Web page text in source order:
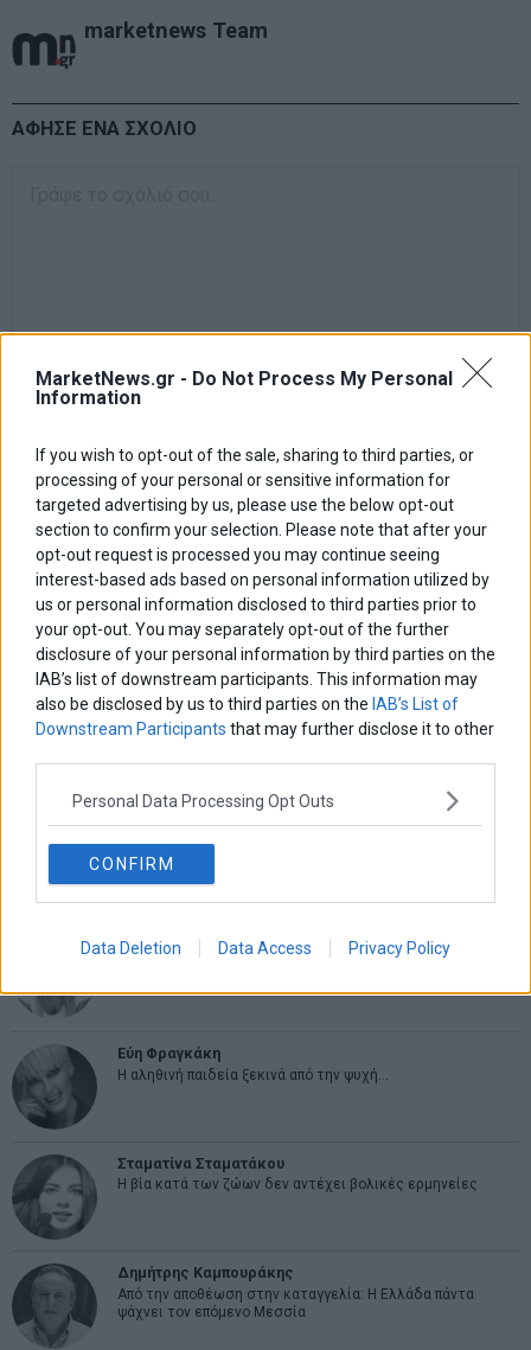
MarketNews.gr - Do Not Process My Personal
Information
If you wish to opt-out of the sale, sharing to third parties, or
processing of your personal or sensitive information for
targeted advertising by us, please use the below opt-out
section to confirm your selection. Please note that after your
opt-out request is processed you may continue seeing
interest-based ads based on personal information utilized by
us or personal information disclosed to third parties prior to
your opt-out. You may separately opt-out of the further
disclosure of your personal information by third parties on the
IAB’s list of downstream participants. This information may
also be disclosed by us to third parties on the IAB’s List of
Downstream Participants that may further disclose it to other
Personal Data Processing Opt Outs
CONFIRM
Data Deletion Data Access Privacy Policy
marketnews Team
ΑΦΗΣΕ ΕΝΑ ΣΧΟΛΙΟ
Αποθήκευσε το όνομά μου, email, και τον ιστότοπο μου σε αυτόν
τον πλοηγό για την επόμενη φορά που θα σχολιάσω.
Πλοήγηση
άρθρων
ΠΡΟΗΓΟΥΜΕΝΟ ΑΡΘΡΟ
Previous
Εθνικό Μητρώο
«μικροσκόπιο» όλες οι
παροχές – Τι αλλάζει για
χιλιάδες δικαιούχους
ΕΠΟΜΕΝΟ ΑΡΘΡΟ
Σ. Κεδίκογλου: «Δεν βλέπω
μαζί με τον Α. Τσίπρα»
ΑΡΘΡΟΓΡΑΦΟΙ
Ελευθερία Κούρταλη
Εύη Φραγκάκη
Η αληθινή παιδεία ξεκινά από την ψυχή…
Σταματίνα Σταματάκου
Η βία κατά των ζώων δεν αντέχει βολικές ερμηνείες
Δημήτρης Καμπουράκης
Από την αποθέωση στην καταγγελία: Η Ελλάδα πάντα
ψάχνει τον επόμενο Μεσσία